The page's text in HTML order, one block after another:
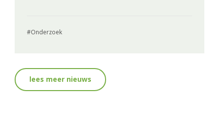
Onderzoek
lees meer nieuws